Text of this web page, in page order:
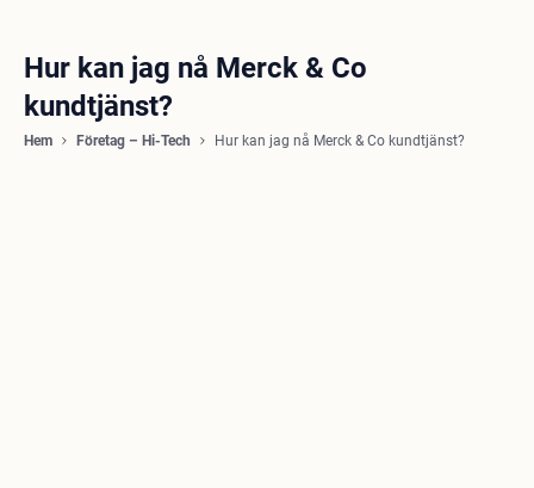
Hur kan jag nå Merck & Co
kundtjänst?
Hem Företag – Hi-Tech Hur kan jag nå Merck & Co kundtjänst?